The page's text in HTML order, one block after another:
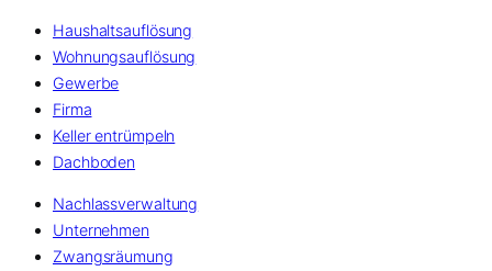
Haushaltsauflösung
Wohnungsauflösung
Gewerbe
Firma
Keller entrümpeln
Dachboden
Nachlassverwaltung
Unternehmen
Zwangsräumung